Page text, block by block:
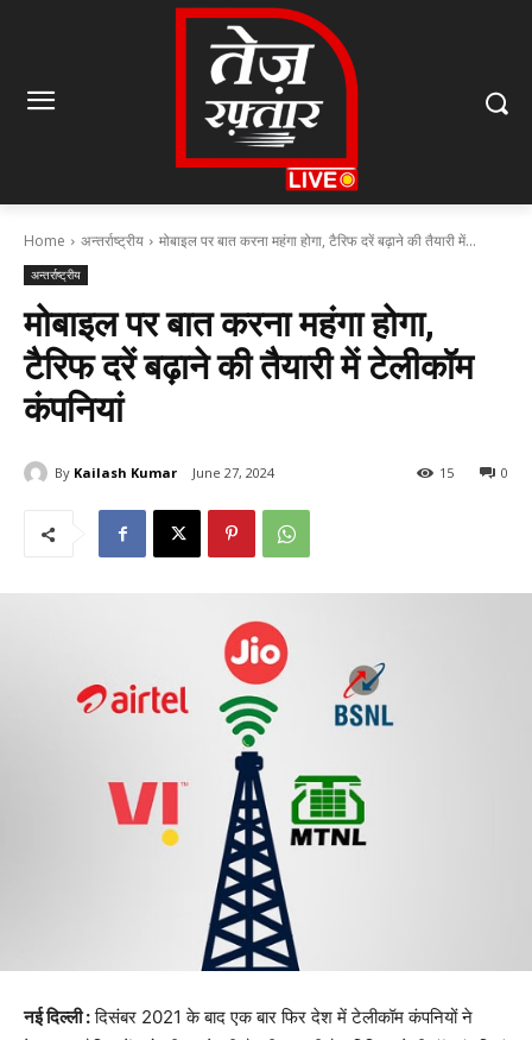
Home अन्तर्राष्ट्रीय मोबाइल पर बात करना महंगा होगा, टैरिफ दरें बढ़ाने की तैयारी में...
अन्तर्राष्ट्रीय
मोबाइल पर बात करना महंगा होगा,
टैरिफ दरें बढ़ाने की तैयारी में टेलीकॉम
कंपनियां
By Kailash Kumar June 27, 2024 0
15
नई दिल्ली :दिसंबर 2021 के बाद एक बार फिर देश में टेलीकॉम कंपनियों ने